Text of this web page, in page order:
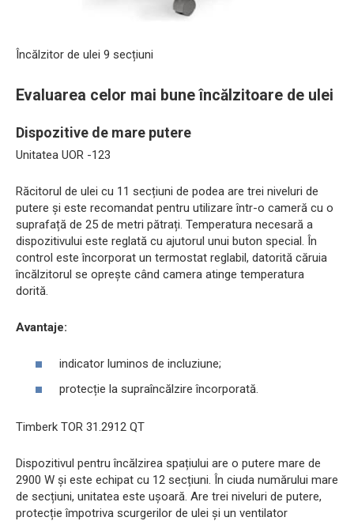
Încălzitor de ulei 9 secțiuni
Evaluarea celor mai bune încălzitoare de ulei
Dispozitive de mare putere
Unitatea UOR -123
Răcitorul de ulei cu 11 secțiuni de podea are trei niveluri de
putere și este recomandat pentru utilizare într-o cameră cu o
suprafață de 25 de metri pătrați. Temperatura necesară a
dispozitivului este reglată cu ajutorul unui buton special. În
control este încorporat un termostat reglabil, datorită căruia
încălzitorul se oprește când camera atinge temperatura
dorită.
Avantaje:
indicator luminos de incluziune;
protecție la supraîncălzire încorporată.
Timberk TOR 31.2912 QT
Dispozitivul pentru încălzirea spațiului are o putere mare de
2900 W și este echipat cu 12 secțiuni. În ciuda numărului mare
de secțiuni, unitatea este ușoară. Are trei niveluri de putere,
protecție împotriva scurgerilor de ulei și un ventilator